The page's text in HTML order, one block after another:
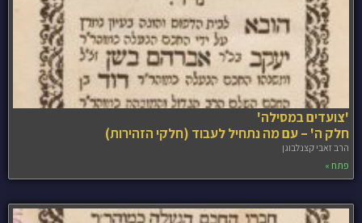
'צועדים במסילה'
חלק ה' – עם מה נתחיל לעבוד (חלקי הזהירות)
הרב זאבי קצנלבוגן
פתח »